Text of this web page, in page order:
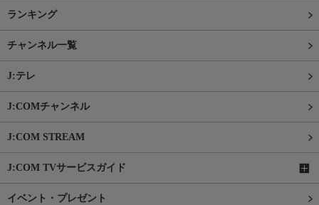
ランキング
チャンネル一覧
J:テレ
J:COMチャンネル
J:COM STREAM
J:COM TVサービスガイド
イベント・プレゼント